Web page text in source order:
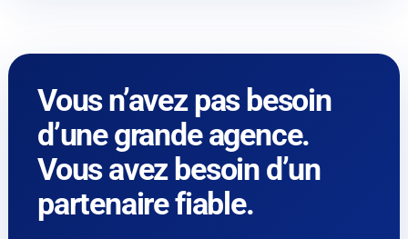
Vous n’avez pas besoin
d’une grande agence.
Vous avez besoin d’un
partenaire fiable.